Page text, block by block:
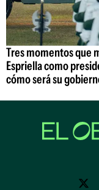
Tres momentos que
Espriella como
cómo será su